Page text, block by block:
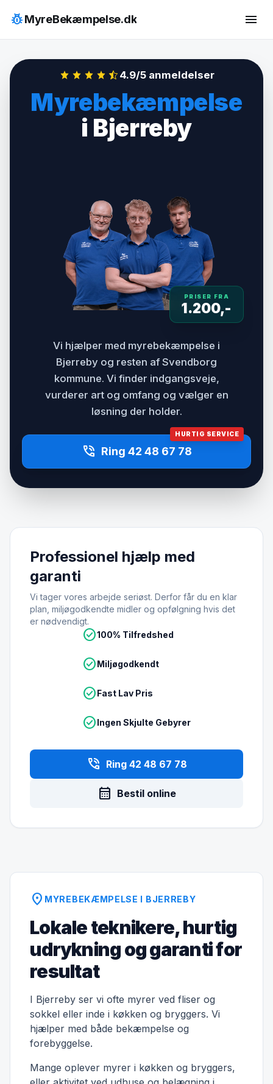
indhold
pest_controlMyreBekæmpelse.dk menu
4.9/5 anmeldelser
Myrebekæmpelse
i Bjerreby
PRISER FRA
1.200,-
Vi hjælper med myrebekæmpelse i
Bjerreby og resten af Svendborg
kommune. Vi finder indgangsveje,
vurderer art og omfang og vælger en
løsning der holder.
HURTIG SERVICE
phone_in_talk Ring 42 48 67 78
Professionel hjælp med
garanti
Vi tager vores arbejde seriøst. Derfor får du en klar
plan, miljøgodkendte midler og opfølgning hvis det
er nødvendigt.
check_circle100% Tilfredshed
check_circleMiljøgodkendt
check_circleFast Lav Pris
check_circleIngen Skjulte Gebyrer
phone_in_talk Ring 42 48 67 78
calendar_month Bestil online
location_on MYREBEKÆMPELSE I BJERREBY
Lokale teknikere, hurtig
udrykning og garanti for
resultat
I Bjerreby ser vi ofte myrer ved fliser og
sokkel eller inde i køkken og bryggers. Vi
hjælper med både bekæmpelse og
forebyggelse.
Mange oplever myrer i køkken og bryggers,